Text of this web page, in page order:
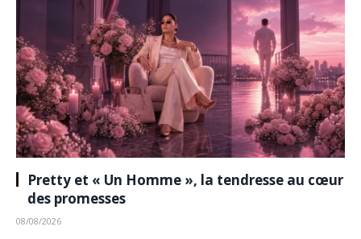
Pretty et « Un Homme », la tendresse au cœur
des promesses
08/08/2026